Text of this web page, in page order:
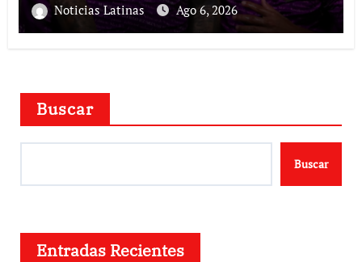
Noticias Latinas Ago 6, 2026
Buscar
Buscar
Entradas Recientes